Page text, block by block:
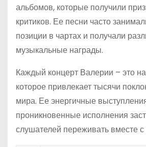
альбомов, которые получили
критиков. Ее песни часто
позиции в чартах и получали
музыкальные награды.
Каждый концерт Валерии – это
которое привлекает тысячи
мира. Ее энергичные
проникновенные исполнения
слушателей переживать вместе